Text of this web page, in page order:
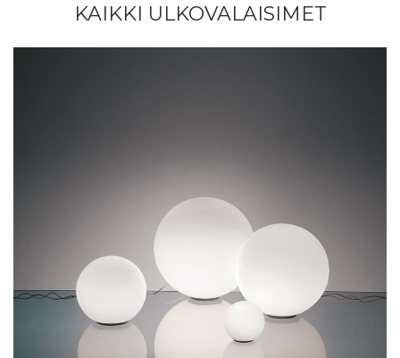
KAIKKI ULKOVALAISIMET